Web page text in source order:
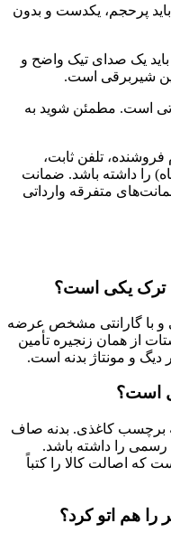
پرحجم، یکدست و بدون
یک صدای تیک واضح و
شیربرقی است.
است. مطمئن شوید به
تلفن ثابت،
دقیق و مدت پوشش (حداقل ۶ ماه) را داشته باشد. ضمانت
متفرقه وارداتی
ترک یکی است؟
و با گارانتی مشخص عرضه
از همان زنجیره تأمین
و مونتاژ بدنه است.
است؟
برچسب کاغذی. بدنه صاف
رسمی را داشته باشد.
که اصالت کالا را کتباً
را هم اتو کرد؟